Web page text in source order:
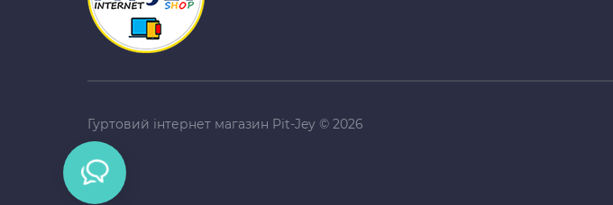
Гуртовий інтернет магазин Pit-Jey © 2026